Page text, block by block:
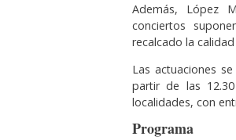
Además, López
conciertos
recalcado la
Las actuaciones
partir de las
localidades, con
Programa